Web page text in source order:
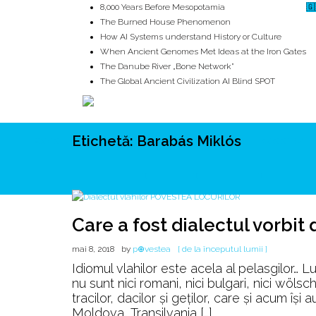
8,000 Years Before Mesopotamia
The Burned House Phenomenon
How AI Systems understand History or Culture
When Ancient Genomes Met Ideas at the Iron Gates
The Danube River „Bone Network”
The Global Ancient Civilization AI Blind SPOT
UNRIVALS ISTORIE MITOLOGIE
Etichetă: Barabás Miklós
Care a fost dialectul vorbit
mai 8, 2018 by p⊕vestea [ de la începutul lumii ]
Idiomul vlahilor este acela al pelasgilor…
nu sunt nici romani, nici bulgari, nici
tracilor, dacilor și geţilor, care şi acum îşi